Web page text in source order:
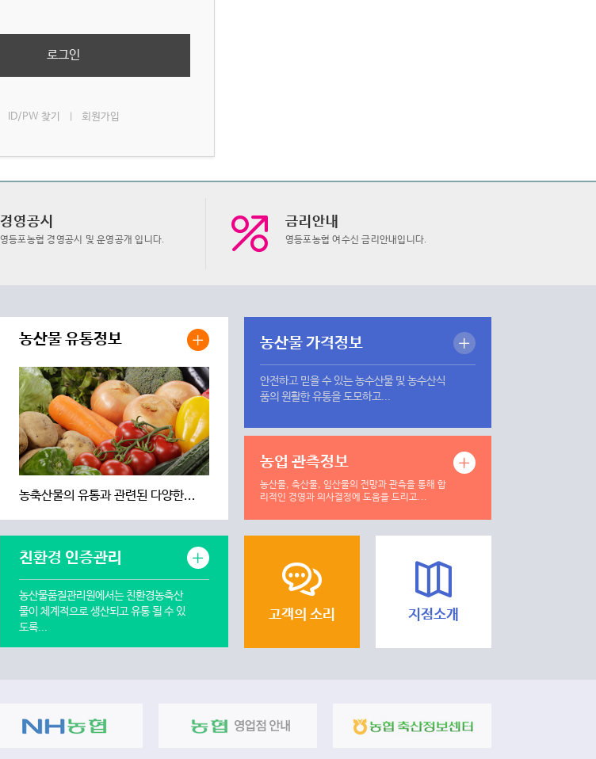
로그인
ID/PW 찾기 회원가입
경영공시
영등포농협 경영공시 및 운영공개 입니다.
금리안내
영등포농협 여수신 금리안내입니다.
농산물 유통정보
농축산물의 유통과 관련된 다양한...
친환경 인증관리
농산물품질관리원에서는 친환경농축산
물이 체계적으로 생산되고 유통 될 수 있
도록...
농산물 가격정보
안전하고 믿을 수 있는 농수산물 및 농수산식
품의 원활한 유통을 도모하고...
농업 관측정보
농산물, 축산물, 임산물의 전망과 관측을 통해 합
리적인 경영과 의사결정에 도움을 드리고...
고객의 소리 지점소개